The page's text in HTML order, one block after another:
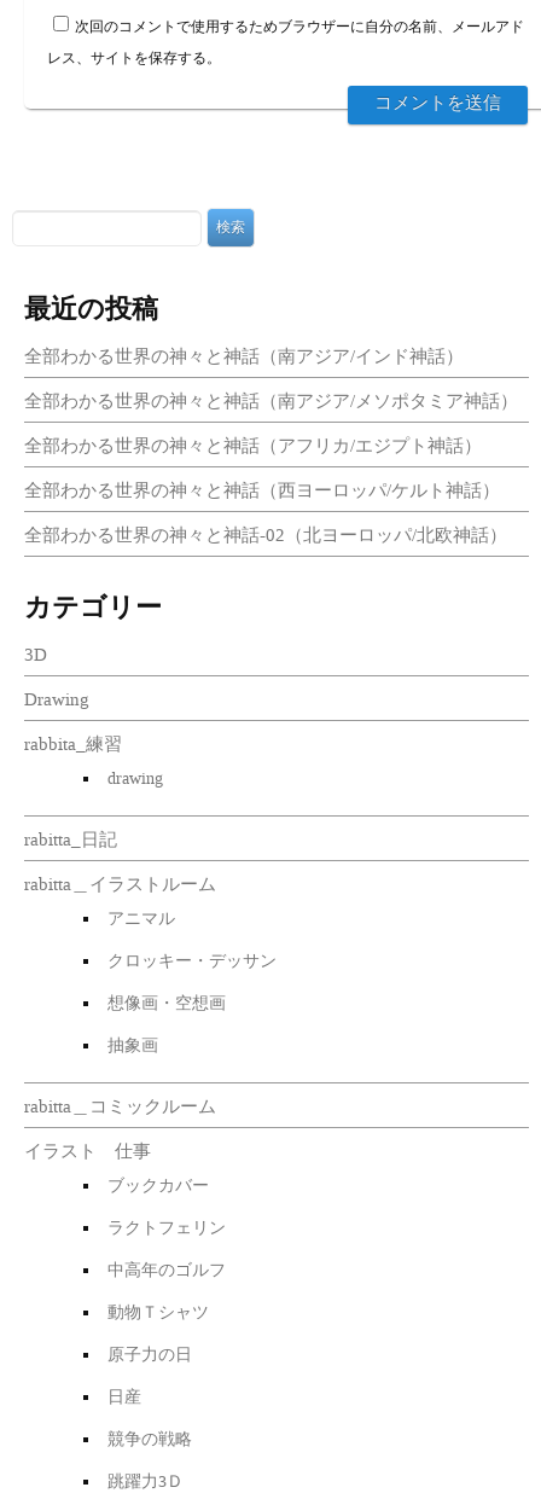
次回のコメントで使用するためブラウザーに自分の名前、メールアド
レス、サイトを保存する。
最近の投稿
全部わかる世界の神々と神話（南アジア/インド神話）
全部わかる世界の神々と神話（南アジア/メソポタミア神話）
全部わかる世界の神々と神話（アフリカ/エジプト神話）
全部わかる世界の神々と神話（西ヨーロッパ/ケルト神話）
全部わかる世界の神々と神話-02（北ヨーロッパ/北欧神話）
カテゴリー
3D
Drawing
rabbita_練習
drawing
rabitta_日記
rabitta＿イラストルーム
アニマル
クロッキー・デッサン
想像画・空想画
抽象画
rabitta＿コミックルーム
イラスト 仕事
ブックカバー
ラクトフェリン
中高年のゴルフ
動物Ｔシャツ
原子力の日
日産
競争の戦略
跳躍力3Ｄ